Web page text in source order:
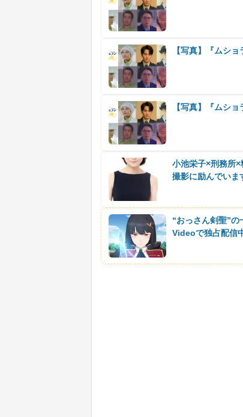
【写真】『ムシ
【写真】『ムシ
小池栄子×刑務所
撮影に励んでいま
“おっさん剣聖”
Videoで独占配信